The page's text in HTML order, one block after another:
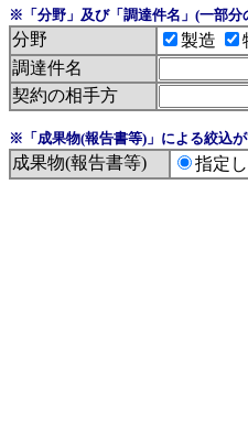
※「分野」及び「調達件名」(一部分
分野 製造
調達件名
契約の相手方
※「成果物(報告書等)」による絞込が
成果物(報告書等) 指定